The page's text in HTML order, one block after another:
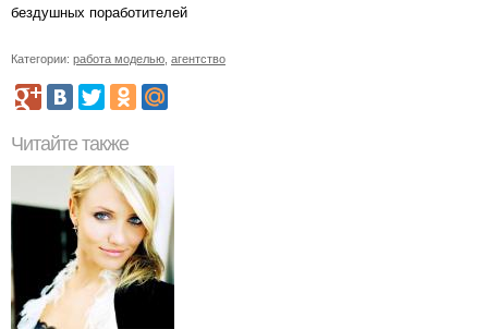
бездушных поработителей
Категории: работа моделью агентство
Читайте также